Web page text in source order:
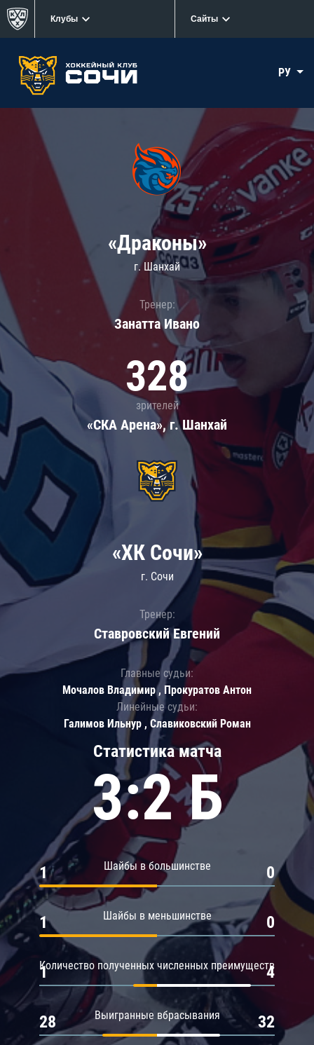
Клубы Сайты
РУ
«Драконы»
г. Шанхай
Тренер:
Занатта Иванo
328
зрителей
«СКА Арена», г. Шанхай
Статистика матча
3:2 Б
Шайбы в большинстве
1 0
Шайбы в меньшинстве
1 0
Количество полученных численных преимуществ
1 4
Выигранные вбрасывания
28 32
«ХК Сочи»
г. Сочи
Тренер:
Ставровский Евгений
Главные судьи:
Мочалов Владимир , Прокуратов Антон
Линейные судьи:
Галимов Ильнур , Славиковский Роман